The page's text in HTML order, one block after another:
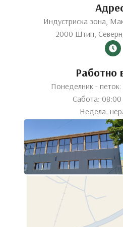
Индустриска зона,
2000 Штип,
Работно
Понеделник -
Сабота:
Недела:
Click to enlarge
Кујни Трпезарија